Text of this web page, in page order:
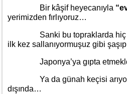
Bir kâşif heyecanıyla
yerimizden fırlıyoruz…
Sanki bu topraklarda hiç
ilk kez sallanıyormuşuz gibi
Japonya’ya gıpta etmekle
Ya da günah keçisi
dışında…